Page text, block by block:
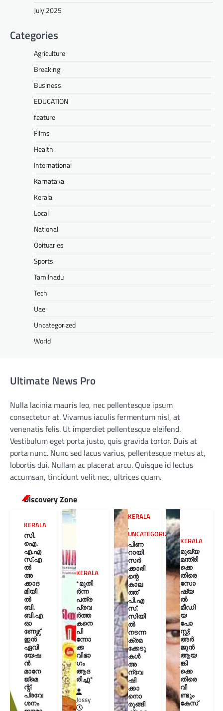
July 2025
Categories
Agriculture
Breaking
Business
EDUCATION
feature
Films
Health
International
Karnataka
Kerala
Local
National
Obituaries
Sports
Tamilnadu
Tech
Uae
Uncategorized
World
Ultimate News Pro
Nulla lacinia mauris leo, nec pellentesque ipsum
consectetur at. Vivamus iaculis fermentum nisl, at
venenatis felis. Ut imperdiet pellentesque eleifend.
Vestibulum eget porta justo, quis gravida tortor. Duis at
porta nunc. Nunc sed lacus varius, pellentesque metus at,
lobortis dui. Nullam ac placerat arcu. Quisque id lectus
accumsan, tincidunt velit nec, ultrices quam.
Discovery Zone
KERALA
സി.
ഐ.
എ.എ
സ്.എ
ൽ
അ
ക്കാദ
മിയി
ൽ
ബി.
ബി.എ
ഓ
ണേഴ്സ്
ഇൻ
ഏവി
യേഷ
ൻ
മാനേ
ജ്മെ
ന്റ്:
പ്രവേ
ശനം
KERALA
*മുതി
ർന്ന
പത്ര
പ്രവ
ർത്ത
കനെ
പി
ന്നോ
ക്ക
വിഭാ
ഗം
ആദ
രിച്ചു*
Jossy
KERALA
,
UNCATEGORIZED
പിണ
റായി
സർ
ക്കാരി
ന്റെ
കാല
ത്ത്
പി.എ
സ്.
സിയി
ൽ
നടന്ന
ക്രമ
ക്കേടു
കൾ
അ
ന്വേ
ഷി
ക്കാ
നൊ
രുങ്ങി
KERALA
മുഖ്യ
മന്ത്രി
ക്കെ
തിരെ
സോ
ഷ്യ
ൽ
മീഡി
യ
പോ
സ്റ്റ്;
അർ
ജുൻ
ആയ
ങ്കി
ക്കെ
തിരെ
വീ
ണ്ടും
കേസ്